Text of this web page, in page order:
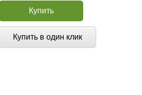
Купить
Купить в один клик